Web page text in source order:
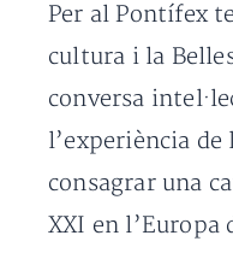
Per al Pontífex
cultura i la
conversa
l’experiència
consagrar una
XXI en l’Europa